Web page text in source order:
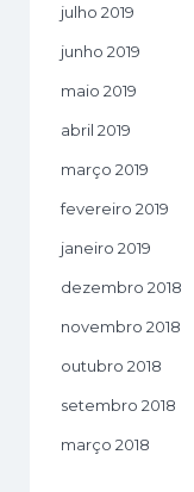
julho 2019
junho 2019
maio 2019
abril 2019
março 2019
fevereiro 2019
janeiro 2019
dezembro 2018
novembro 2018
outubro 2018
setembro 2018
março 2018